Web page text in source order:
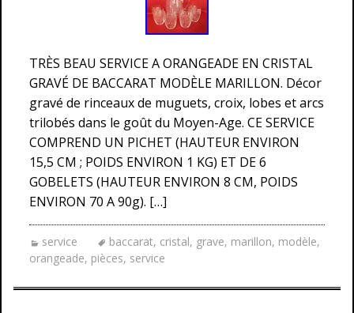
TRÈS BEAU SERVICE A ORANGEADE EN CRISTAL
GRAVÉ DE BACCARAT MODÈLE MARILLON. Décor
gravé de rinceaux de muguets, croix, lobes et arcs
trilobés dans le goût du Moyen-Age. CE SERVICE
COMPREND UN PICHET (HAUTEUR ENVIRON
15,5 CM ; POIDS ENVIRON 1 KG) ET DE 6
GOBELETS (HAUTEUR ENVIRON 8 CM, POIDS
ENVIRON 70 A 90g). […]
service baccarat, cristal, grave, marillon, modèle,
orangeade, pièces, service